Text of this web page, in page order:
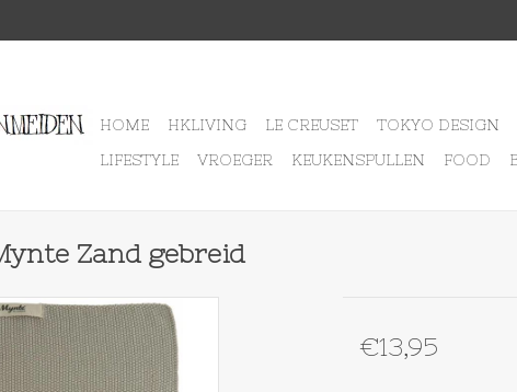
HOME HKLIVING LE CREUSET TOKYO DESIGN
LIFESTYLE
VROEGER KEUKENSPULLEN FOOD
Zand gebreid
€13,95